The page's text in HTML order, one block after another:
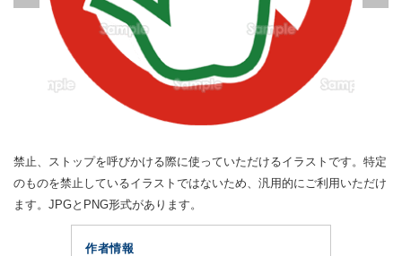
禁止、ストップを呼びかける際に使っていただけるイラストです。特定
のものを禁止しているイラストではないため、汎用的にご利用いただけ
ます。JPGとPNG形式があります。
作者情報